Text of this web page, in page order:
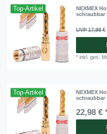
Top-Artikel
NEXMEX
schraubbar
UVP 17,98 €
*inkl. ges.
Top-Artikel
NEXMEX
schraubbar
22,98 €